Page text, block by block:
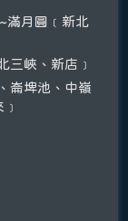
滿月圓﹝新北
三峽、新店﹞
崙埤池、中嶺